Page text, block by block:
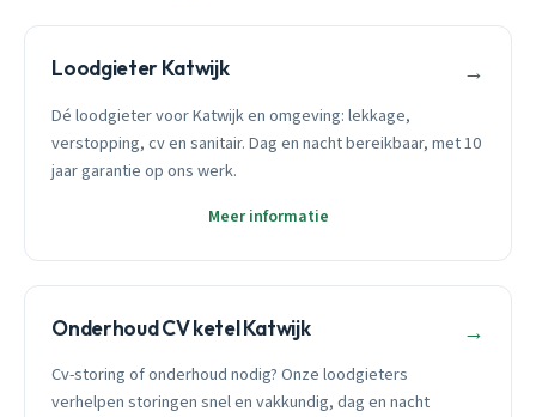
Loodgieter Katwijk →
Dé loodgieter voor Katwijk en omgeving: lekkage,
verstopping, cv en sanitair. Dag en nacht bereikbaar, met 10
jaar garantie op ons werk.
Meer informatie
Onderhoud CV ketel Katwijk →
Cv-storing of onderhoud nodig? Onze loodgieters
verhelpen storingen snel en vakkundig, dag en nacht